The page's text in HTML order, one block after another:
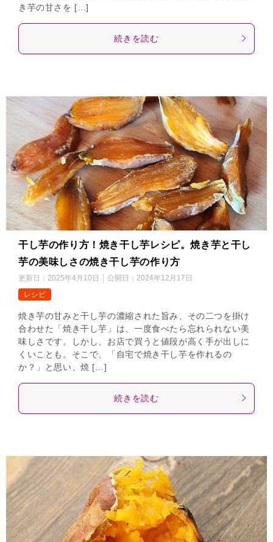
き芋の甘さを […]
続きを読む
干し芋の作り方！焼き干し芋レシピ。焼き芋と干し
芋の美味しさの焼き干し芋の作り方
更新日： 2025年4月10日 公開日： 2024年12月17日
レシピ
焼き芋の甘みと干し芋の濃縮された旨み、その二つを掛け
合わせた「焼き干し芋」は、一度食べたら忘れられない美
味しさです。しかし、お店で買うと値段が高く手が出しに
くいことも。そこで、「自宅で焼き干し芋を作れるの
か？」と思い、焼 […]
続きを読む